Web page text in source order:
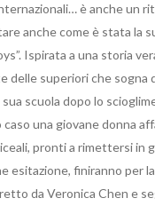
è anche un
anche come è stata la
Ispirata a una storia
delle superiori che sogna
scuola dopo lo
una giovane donna
pronti a rimettersi in
esitazione, finiranno per
da Veronica Chen e